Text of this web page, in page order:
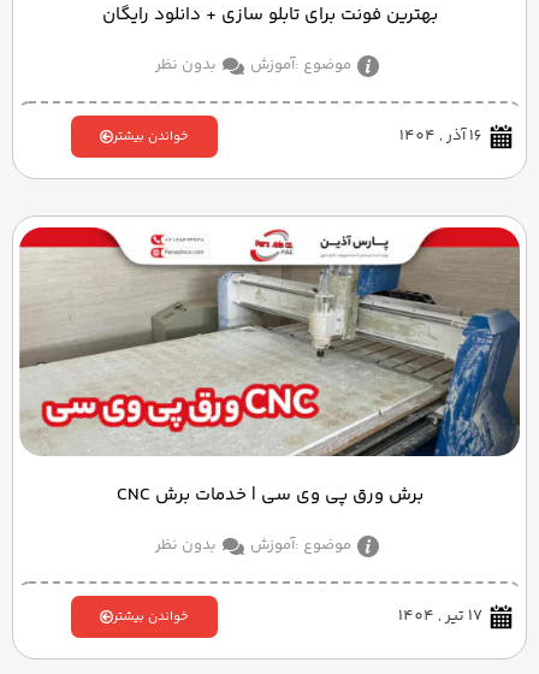
بهترین فونت برای تابلو سازی + دانلود رایگان
موضوع :آموزش بدون نظر
16 آذر , 1404 خواندن بیشتر
برش ورق پی وی سی | خدمات برش CNC
موضوع :آموزش بدون نظر
17 تیر , 1404 خواندن بیشتر